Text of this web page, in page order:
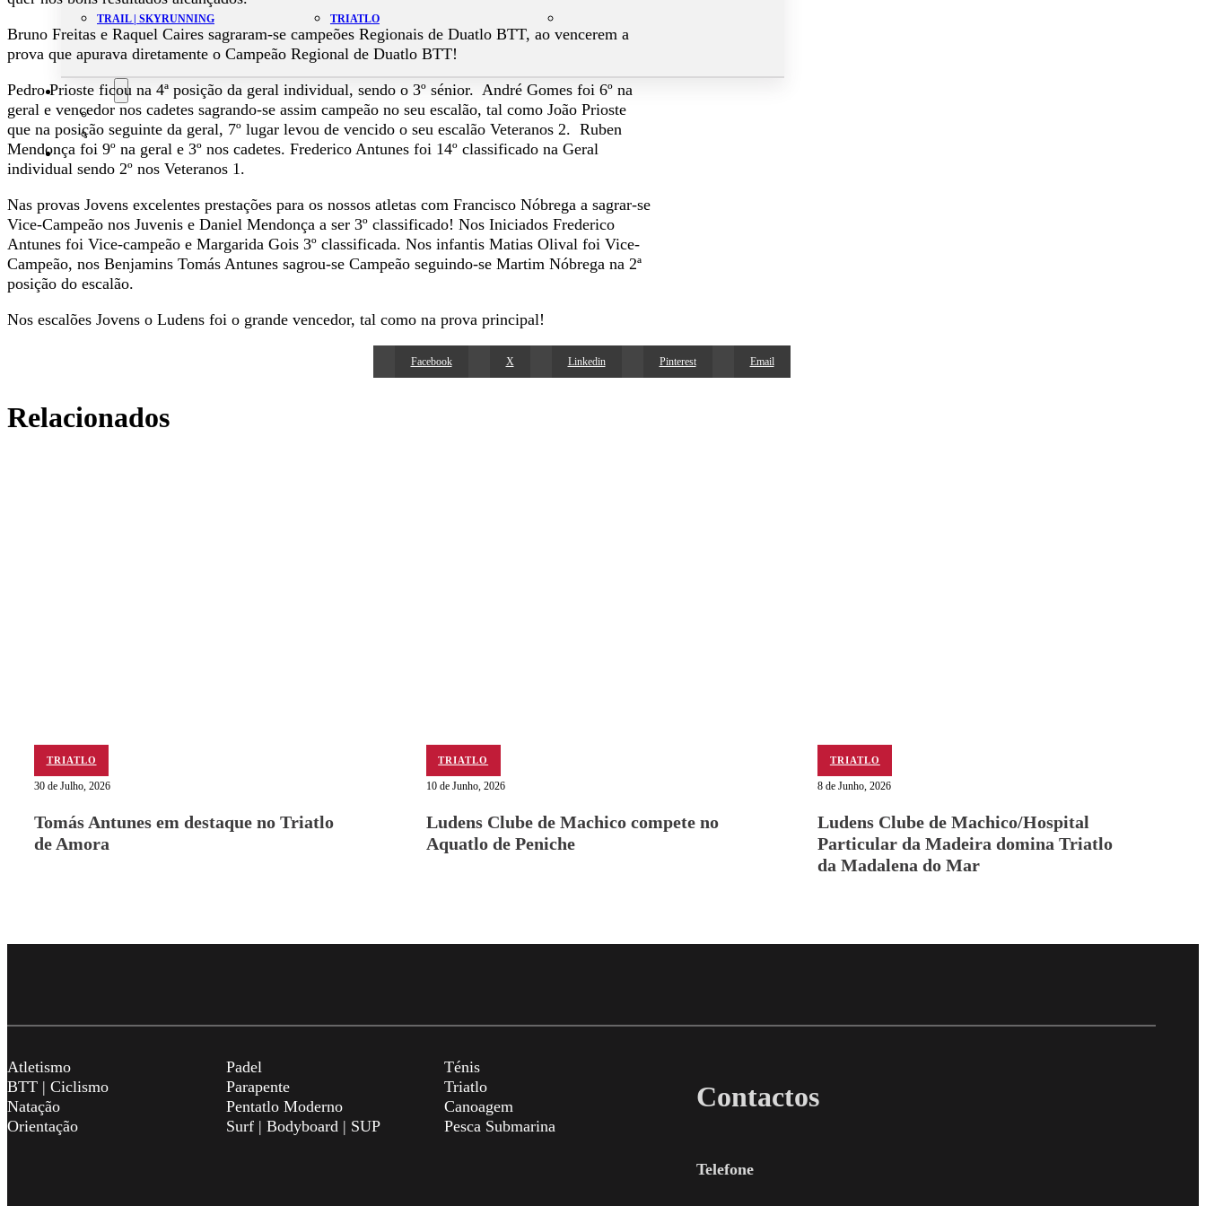
TRAIL | SKYRUNNING TRIATLO
Aluguer
Campo de Padel
Equipamento Nautico
Contacta-nos
Bruno Freitas e Raquel Caires sagraram-se campeões Regionais de Duatlo BTT, ao vencerem a
prova que apurava diretamente o Campeão Regional de Duatlo BTT!
Pedro Prioste ficou na 4ª posição da geral individual, sendo o 3º sénior. André Gomes foi 6º na
geral e vencedor nos cadetes sagrando-se assim campeão no seu escalão, tal como João Prioste
que na posição seguinte da geral, 7º lugar levou de vencido o seu escalão Veteranos 2. Ruben
Mendonça foi 9º na geral e 3º nos cadetes. Frederico Antunes foi 14º classificado na Geral
individual sendo 2º nos Veteranos 1.
Nas provas Jovens excelentes prestações para os nossos atletas com Francisco Nóbrega a sagrar-se
Vice-Campeão nos Juvenis e Daniel Mendonça a ser 3º classificado! Nos Iniciados Frederico
Antunes foi Vice-campeão e Margarida Gois 3º classificada. Nos infantis Matias Olival foi Vice-
Campeão, nos Benjamins Tomás Antunes sagrou-se Campeão seguindo-se Martim Nóbrega na 2ª
posição do escalão.
Nos escalões Jovens o Ludens foi o grande vencedor, tal como na prova principal!
Facebook X Linkedin Pinterest Email
Relacionados
TRIATLO
30 de Julho, 2026
Tomás Antunes em destaque no Triatlo
de Amora
TRIATLO
10 de Junho, 2026
Ludens Clube de Machico compete no
Aquatlo de Peniche
TRIATLO
8 de Junho, 2026
Ludens Clube de Machico/Hospital
Particular da Madeira domina Triatlo
da Madalena do Mar
Atletismo
BTT | Ciclismo
Natação
Orientação
Padel
Parapente
Pentatlo Moderno
Surf | Bodyboard | SUP
Ténis
Triatlo
Canoagem
Pesca Submarina
Contactos
Telefone